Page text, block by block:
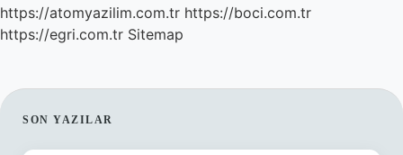
https://atomyazilim.com.tr https://boci.com.tr
https://egri.com.tr Sitemap
SIDEBAR
SON YAZILAR